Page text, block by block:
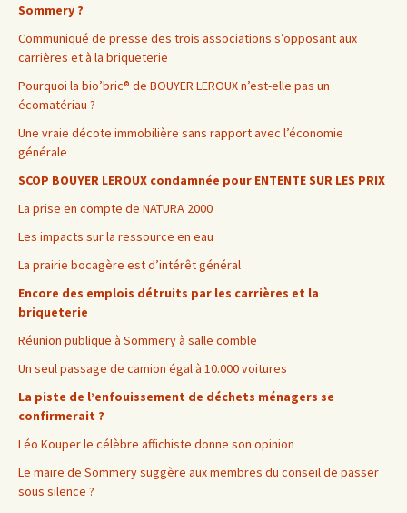
Sommery ?
Communiqué de presse des trois associations s’opposant aux
carrières et à la briqueterie
Pourquoi la bio’bric® de BOUYER LEROUX n’est-elle pas un
écomatériau ?
Une vraie décote immobilière sans rapport avec l’économie
générale
SCOP BOUYER LEROUX condamnée pour ENTENTE SUR LES PRIX
La prise en compte de NATURA 2000
Les impacts sur la ressource en eau
La prairie bocagère est d’intérêt général
Encore des emplois détruits par les carrières et la
briqueterie
Réunion publique à Sommery à salle comble
Un seul passage de camion égal à 10.000 voitures
La piste de l’enfouissement de déchets ménagers se
confirmerait ?
Léo Kouper le célèbre affichiste donne son opinion
Le maire de Sommery suggère aux membres du conseil de passer
sous silence ?